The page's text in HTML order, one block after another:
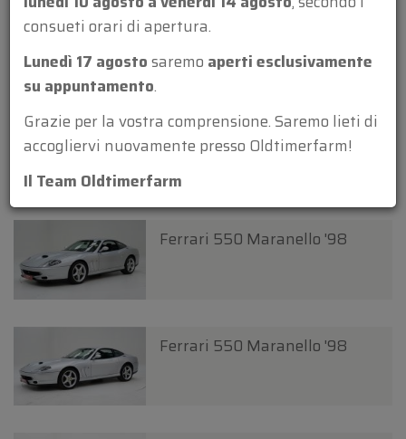
Ferrari 550 Maranello '97
Ferrari 550 Maranello '98
Ferrari 550 Maranello '98
Ferrari 550 Maranello '98
consueti orari di apertura.
Lunedì 17 agostosaremo aperti esclusivamente
su appuntamento.
Grazie per la vostra comprensione. Saremo lieti di
accogliervi nuovamente presso Oldtimerfarm!
Il Team Oldtimerfarm